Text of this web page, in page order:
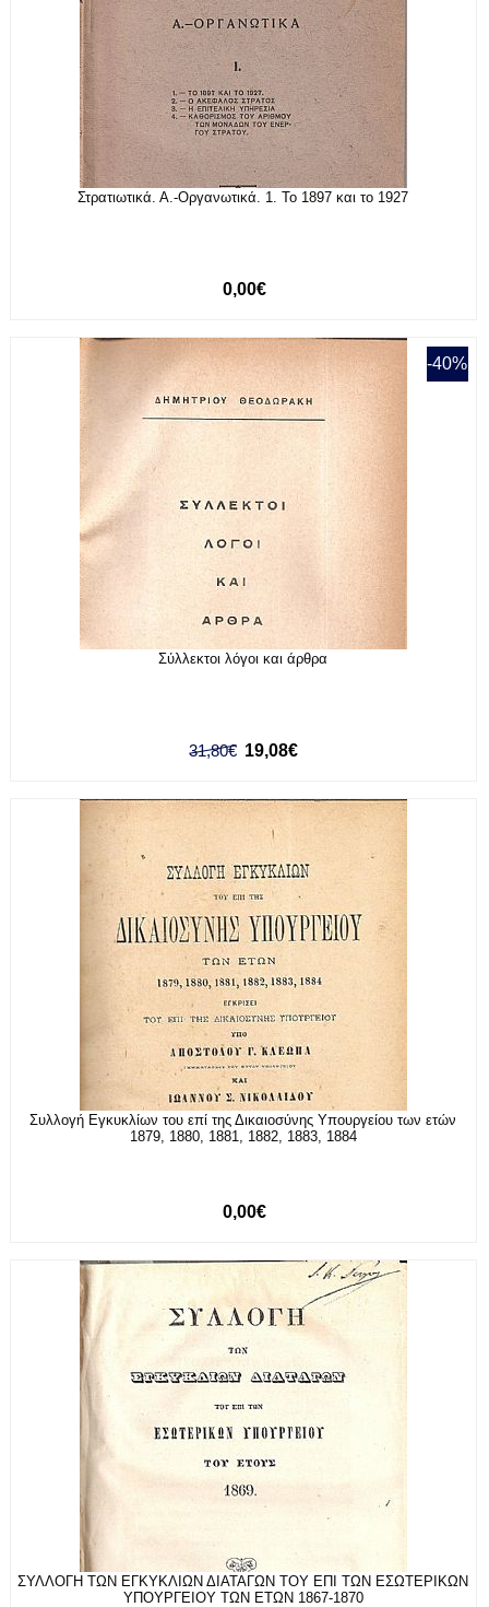
Στρατιωτικά. Α.-Οργανωτικά. 1. Το 1897 και το 1927
0,00€
-40%
Σύλλεκτοι λόγοι και άρθρα
31,80€ 19,08€
Συλλογή Εγκυκλίων του επί της Δικαιοσύνης Υπουργείου των ετών
1879, 1880, 1881, 1882, 1883, 1884
0,00€
ΣΥΛΛΟΓΗ ΤΩΝ ΕΓΚΥΚΛΙΩΝ ΔΙΑΤΑΓΩΝ ΤΟΥ ΕΠΙ ΤΩΝ ΕΣΩΤΕΡΙΚΩΝ
ΥΠΟΥΡΓΕΙΟΥ ΤΩΝ ΕΤΩΝ 1867-1870